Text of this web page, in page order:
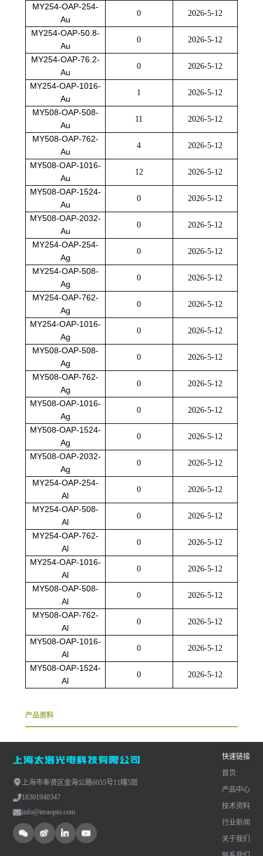
MY254-OAP-254-
Au
0 2026-5-12
MY254-OAP-50.8-
Au
0 2026-5-12
MY254-OAP-76.2-
Au
0 2026-5-12
MY254-OAP-1016-
Au
1 2026-5-12
MY508-OAP-508-
Au
11 2026-5-12
MY508-OAP-762-
Au
4 2026-5-12
MY508-OAP-1016-
Au
12 2026-5-12
MY508-OAP-1524-
Au
0 2026-5-12
MY508-OAP-2032-
Au
0 2026-5-12
MY254-OAP-254-
Ag
0 2026-5-12
MY254-OAP-508-
Ag
0 2026-5-12
MY254-OAP-762-
Ag
0 2026-5-12
MY254-OAP-1016-
Ag
0 2026-5-12
MY508-OAP-508-
Ag
0 2026-5-12
MY508-OAP-762-
Ag
0 2026-5-12
MY508-OAP-1016-
Ag
0 2026-5-12
MY508-OAP-1524-
Ag
0 2026-5-12
MY508-OAP-2032-
Ag
0 2026-5-12
MY254-OAP-254-
Al
0 2026-5-12
MY254-OAP-508-
Al
0 2026-5-12
MY254-OAP-762-
Al
0 2026-5-12
MY254-OAP-1016-
Al
0 2026-5-12
MY508-OAP-508-
Al
0 2026-5-12
MY508-OAP-762-
Al
0 2026-5-12
MY508-OAP-1016-
Al
0 2026-5-12
MY508-OAP-1524-
Al
0 2026-5-12
产品资料
上海市奉贤区金海公路6055号11幢5层
18301940347
info@teraopto.com
快速链接
首页
产品中心
技术资料
行业新闻
关于我们